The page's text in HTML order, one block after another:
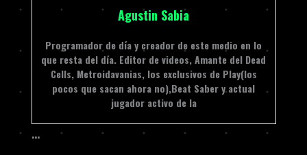
Agustin Sabia
Programador de día y creador de este medio en lo
que resta del día. Editor de videos, Amante del Dead
Cells, Metroidavanias, los exclusivos de Play(los
pocos que sacan ahora no),Beat Saber y actual
jugador activo de la
…